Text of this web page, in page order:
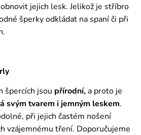
jejich lesk. Jelikož je stříbro
šperky odkládat na spaní či při
špercích jsou přírodní,a proto je
svým tvarem i jemným leskem.
při jejich častém nošení
vzájemnému tření. Doporučujeme